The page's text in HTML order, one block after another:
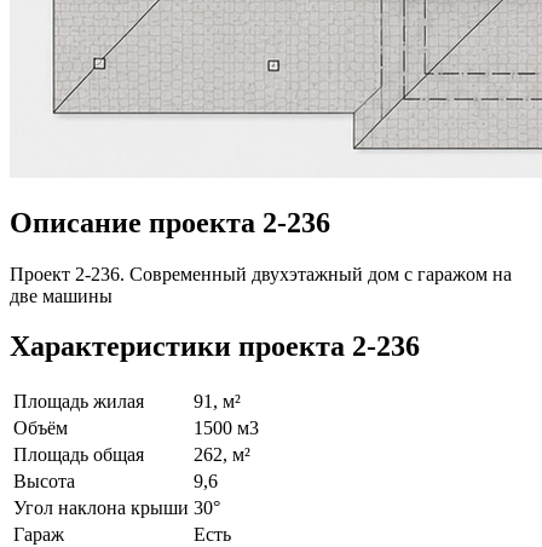
Описание проекта 2-236
Проект 2-236. Современный двухэтажный дом с гаражом на
две машины
Характеристики проекта 2-236
Площадь жилая
91, м²
Объём
1500 м3
Площадь общая
262, м²
Высота
9,6
Угол наклона крыши 30°
Гараж
Есть